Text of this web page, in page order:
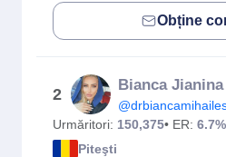
Obține
2
Bianca Jianina
Urmăritori: 150,375• ER: 6.7%
Piteşti